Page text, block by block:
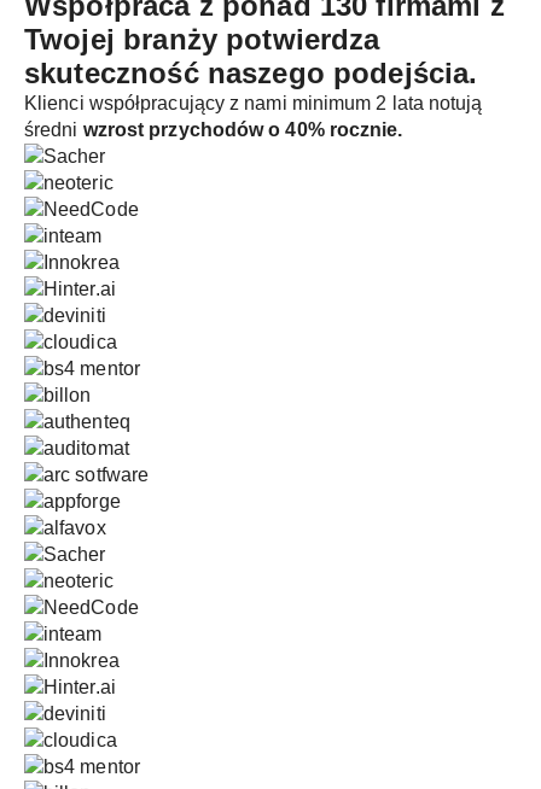
Twojej branży potwierdza
skuteczność naszego podejścia.
Klienci współpracujący z nami minimum 2 lata notują
średni wzrost przychodów o 40% rocznie.